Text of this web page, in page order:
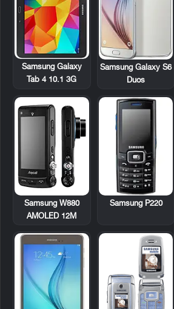
Samsung Galaxy S6
Duos
Samsung Galaxy
Tab 4 10.1 3G
Samsung P220
Samsung W880
AMOLED 12M